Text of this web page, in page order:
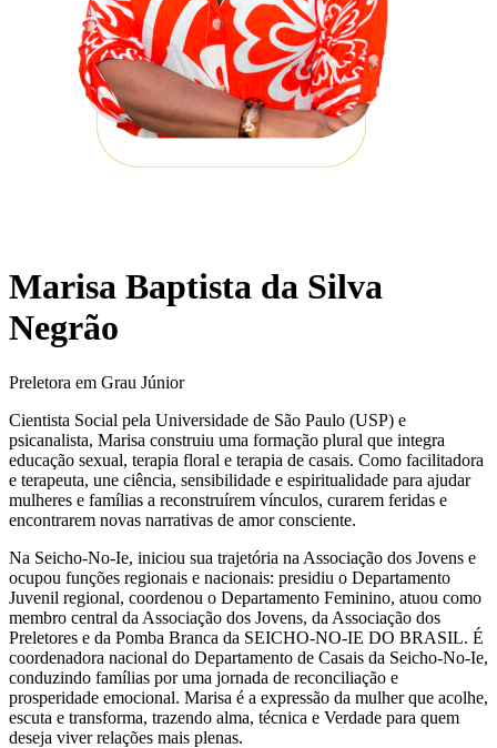
Marisa Baptista da Silva
Negrão
Preletora em Grau Júnior
Cientista Social pela Universidade de São Paulo (USP) e
psicanalista, Marisa construiu uma formação plural que integra
educação sexual, terapia floral e terapia de casais. Como facilitadora
e terapeuta, une ciência, sensibilidade e espiritualidade para ajudar
mulheres e famílias a reconstruírem vínculos, curarem feridas e
encontrarem novas narrativas de amor consciente.
Na Seicho-No-Ie, iniciou sua trajetória na Associação dos Jovens e
ocupou funções regionais e nacionais: presidiu o Departamento
Juvenil regional, coordenou o Departamento Feminino, atuou como
membro central da Associação dos Jovens, da Associação dos
Preletores e da Pomba Branca da SEICHO-NO-IE DO BRASIL. É
coordenadora nacional do Departamento de Casais da Seicho-No-Ie,
conduzindo famílias por uma jornada de reconciliação e
prosperidade emocional. Marisa é a expressão da mulher que acolhe,
escuta e transforma, trazendo alma, técnica e Verdade para quem
deseja viver relações mais plenas.